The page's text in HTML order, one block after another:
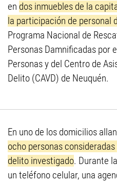
en dos inmuebles de la
la participación de personal
Programa Nacional de
Personas Damnificadas por
Personas y del Centro de
Delito (CAVD) de Neuquén.
En uno de los domicilios
ocho personas
delito investigado. Durante
un teléfono celular, una